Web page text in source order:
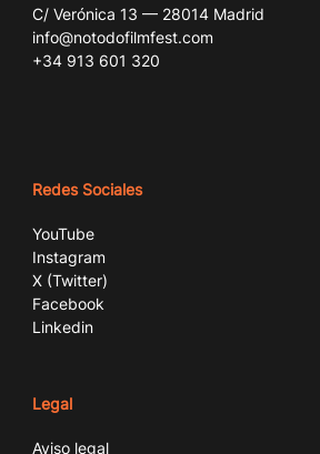
C/ Verónica 13 — 28014 Madrid
info@notodofilmfest.com
+34 913 601 320
Redes Sociales
YouTube
Instagram
X (Twitter)
Facebook
Linkedin
Legal
Aviso legal